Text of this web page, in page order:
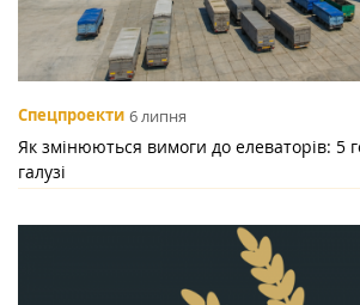
Спецпроекти 6 липня
Як змінюються вимоги до елеваторів: 5
галузі